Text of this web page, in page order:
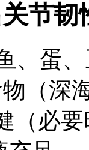
节韧
、蛋
（深
（必